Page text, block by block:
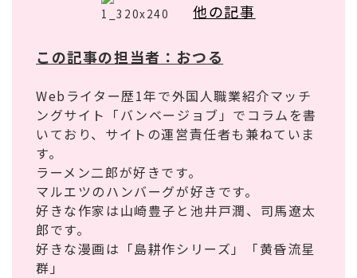
他の記事
この記事の担当者：おつる
Webライター歴1年で外国人職業紹介マッチ
ングサイト「バンベージョブ」でコラムを書
いており、サイトの運営責任者も兼ねていま
す。
ラーメン二郎が好きです。
マルエツのハンバーグが好きです。
好きな作家は山崎豊子と池井戸潤、司馬遼太
郎です。
好きな漫画は「島耕作シリーズ」「黄昏流星
群」